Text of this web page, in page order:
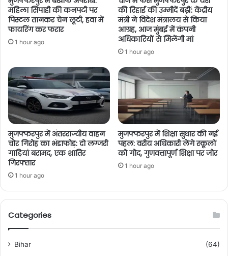
महिला सिपाही की कनपटी पर
पिस्टल तानकर चेन लूटी, हवा में
फायरिंग कर फरार
1 hour ago
की रिहाई की उम्मीदें बढ़ीं: केंद्रीय
मंत्री ने विदेश मंत्रालय से किया
आग्रह, आज मुंबई में कंपनी
अधिकारियों से मिलेंगी मां
1 hour ago
मुजफ्फरपुर में अंतरराज्यीय वाहन
चोर गिरोह का भंडाफोड़: दो लग्जरी
गाड़ियां बरामद, एक शातिर
गिरफ्तार
1 hour ago
मुजफ्फरपुर में शिक्षा सुधार की नई
पहल: वरीय अधिकारी लेंगे स्कूलों
को गोद, गुणवत्तापूर्ण शिक्षा पर जोर
1 hour ago
Categories
Bihar (64)